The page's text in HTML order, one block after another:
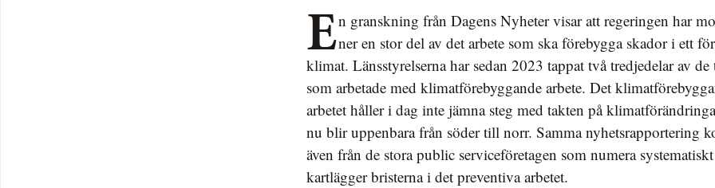
En granskning från Dagens Nyheter visar att regeringen har monteratner en stor del av det arbete som ska förebygga skador i ett
klimat. Länsstyrelserna har sedan 2023 tappat två tredjedelar av de
som arbetade med klimatförebyggande arbete. Det
arbetet håller i dag inte jämna steg med takten på
nu blir uppenbara från söder till norr. Samma nyhetsrapportering
även från de stora public serviceföretagen som numera systematiskt
kartlägger bristerna i det preventiva arbetet.